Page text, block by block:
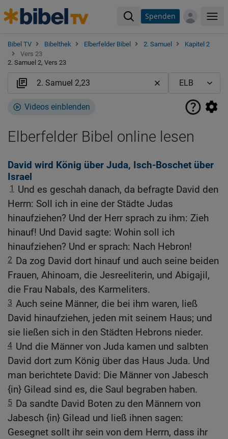
Spenden
Bibel TV Bibelthek Elberfelder Bibel 2. Samuel
Kapitel 2
Vers 23
2. Samuel 2, Vers 23
Videos einblenden
Elberfelder Bibel online lesen
David wird König über Juda, Isch-Boschet über
Israel
1
Und es geschah danach, da befragte David den
Herrn: Soll ich in eine der Städte Judas
hinaufziehen? Und der Herr sprach zu ihm: Zieh
hinauf! Und David sagte: Wohin soll ich
hinaufziehen? Und er sprach: Nach Hebron!
2 Da zog David dort hinauf und auch seine beiden
Frauen, Ahinoam, die Jesreeliterin, und Abigajil,
die Frau Nabals, des Karmeliters.
3 Auch seine Männer, die bei ihm waren, ließ
David hinaufziehen, jeden mit seinem Haus; und
sie ließen sich in den Städten Hebrons nieder.
4 Und die Männer von Juda kamen und salbten
David dort zum König über das Haus Juda. Und
man berichtete David: Die Männer von Jabesch
{in} Gilead sind es, die Saul begraben haben.
5 Da sandte David Boten zu den Männern von
Jabesch {in} Gilead und ließ ihnen sagen:
Gesegnet sollt ihr sein von dem Herrn, dass ihr